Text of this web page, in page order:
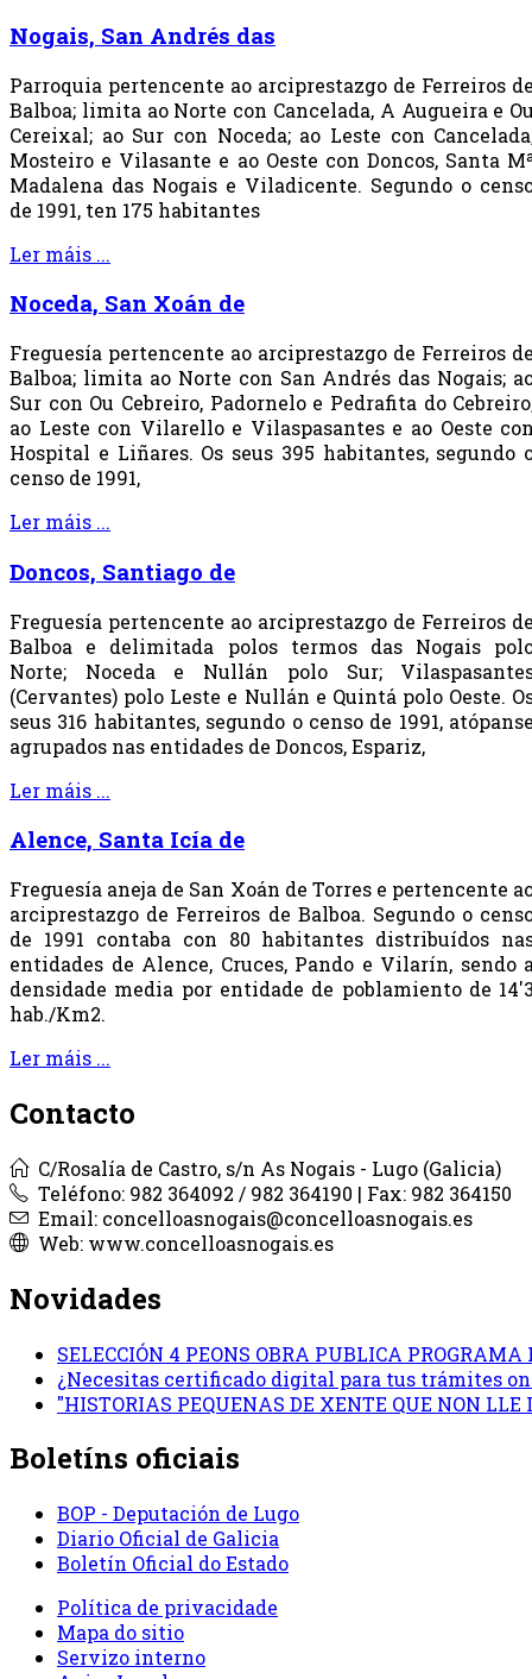
Nogais, San Andrés das
Parroquia pertencente ao arciprestazgo de Ferreiros de
Balboa; limita ao Norte con Cancelada, A Augueira e Ou
Cereixal; ao Sur con Noceda; ao Leste con
Mosteiro e Vilasante e ao Oeste con Doncos, Santa
Madalena das Nogais e Viladicente. Segundo o
de 1991, ten 175 habitantes
Ler máis ...
Noceda, San Xoán de
Freguesía pertencente ao arciprestazgo de Ferreiros de
Balboa; limita ao Norte con San Andrés das Nogais;
Sur con Ou Cebreiro, Padornelo e Pedrafita do
ao Leste con Vilarello e Vilaspasantes e ao Oeste con
Hospital e Liñares. Os seus 395 habitantes, segundo
censo de 1991,
Ler máis ...
Doncos, Santiago de
Freguesía pertencente ao arciprestazgo de Ferreiros de
Balboa e delimitada polos termos das Nogais
Norte; Noceda e Nullán polo Sur;
(Cervantes) polo Leste e Nullán e Quintá polo Oeste.
seus 316 habitantes, segundo o censo de 1991, atópanse
agrupados nas entidades de Doncos, Espariz,
Ler máis ...
Alence, Santa Icía de
Freguesía aneja de San Xoán de Torres e pertencente
arciprestazgo de Ferreiros de Balboa. Segundo o
de 1991 contaba con 80 habitantes distribuídos
entidades de Alence, Cruces, Pando e Vilarín, sendo a
densidade media por entidade de poblamiento de 14'3
hab./Km2.
Ler máis ...
Contacto
C/Rosalía de Castro, s/n As Nogais - Lugo (Galicia)
Teléfono: 982 364092 / 982 364190 | Fax: 982 364150
Email: concelloasnogais@concelloasnogais.es
Web: www.concelloasnogais.es
Novidades
SELECCIÓN 4 PEONS OBRA PUBLICA PROGRAMA
¿Necesitas certificado digital para tus trámites
"HISTORIAS PEQUENAS DE XENTE QUE NON
Boletíns oficiais
BOP - Deputación de Lugo
Diario Oficial de Galicia
Boletín Oficial do Estado
Política de privacidade
Mapa do sitio
Servizo interno